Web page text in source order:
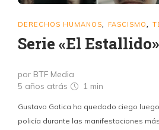
DERECHOS HUMANOS FASCISMO
Serie «El Estallido»
por BTF Media
5 años atrás
1 min
Gustavo Gatica ha quedado ciego
policía durante las manifestaciones